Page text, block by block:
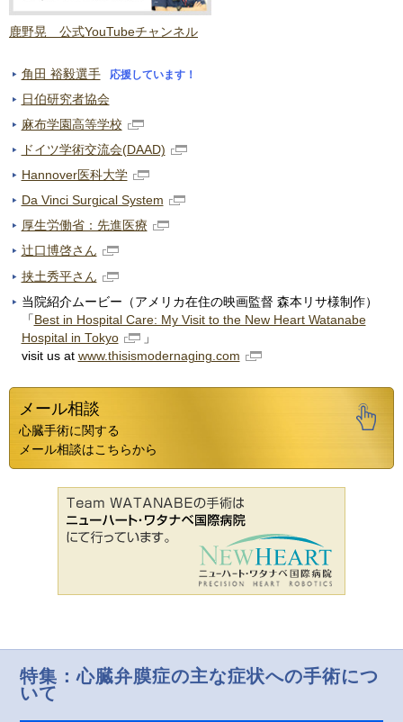
鹿野晃 公式YouTubeチャンネル
角田 裕毅選手 応援しています！
日伯研究者協会
麻布学園高等学校
ドイツ学術交流会(DAAD)
Hannover医科大学
Da Vinci Surgical System
厚生労働省：先進医療
辻口博啓さん
挟土秀平さん
当院紹介ムービー（アメリカ在住の映画監督 森本リサ様制作）
「 Best in Hospital Care: My Visit to the New Heart Watanabe
Hospital in Tokyo
」
visit us at www.thisismodernaging.com
メール相談
心臓手術に関する
メール相談はこちらから
特集：心臓弁膜症の主な症状への手術につ
いて